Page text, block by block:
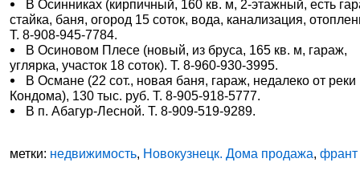
В Осинниках (кирпичный, 160 кв. м, 2-этажный, есть
стайка, баня, огород 15 соток, вода, канализация,
Т. 8-908-945-7784.
В Осиновом Плесе (новый, из бруса, 165 кв. м, гараж,
углярка, участок 18 соток). Т. 8-960-930-3995.
В Османе (22 сот., новая баня, гараж, недалеко от реки
Кондома), 130 тыс. руб. Т. 8-905-918-5777.
В п. Абагур-Лесной. Т. 8-909-519-9289.
метки: недвижимость, Новокузнецк. Дома продажа,франт